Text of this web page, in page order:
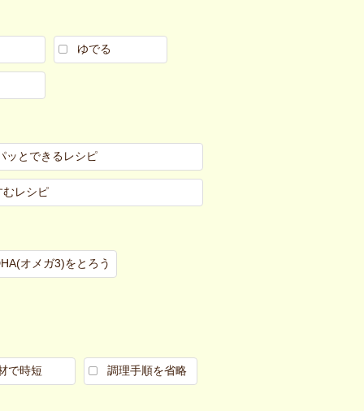
ゆでる
ッとできるレシピ
むレシピ
オメガ3)をとろう
で時短 調理手順を省略